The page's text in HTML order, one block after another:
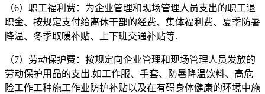
（6）职工福利费：为企业管理和现场管理人员支出的职工退
职金、按规定支付给离休干部的经费、集体福利费、夏季防暑
降温、冬季取暖补贴、上下班交通补贴等.
（7）劳动保护费：按规定向企业管理和现场管理人员发放的
劳动保护用品的支出.如工作服、手套、防暑降温饮料、高危
险工作工种施工作业防护补贴以及在有碍身体健康的环境中施